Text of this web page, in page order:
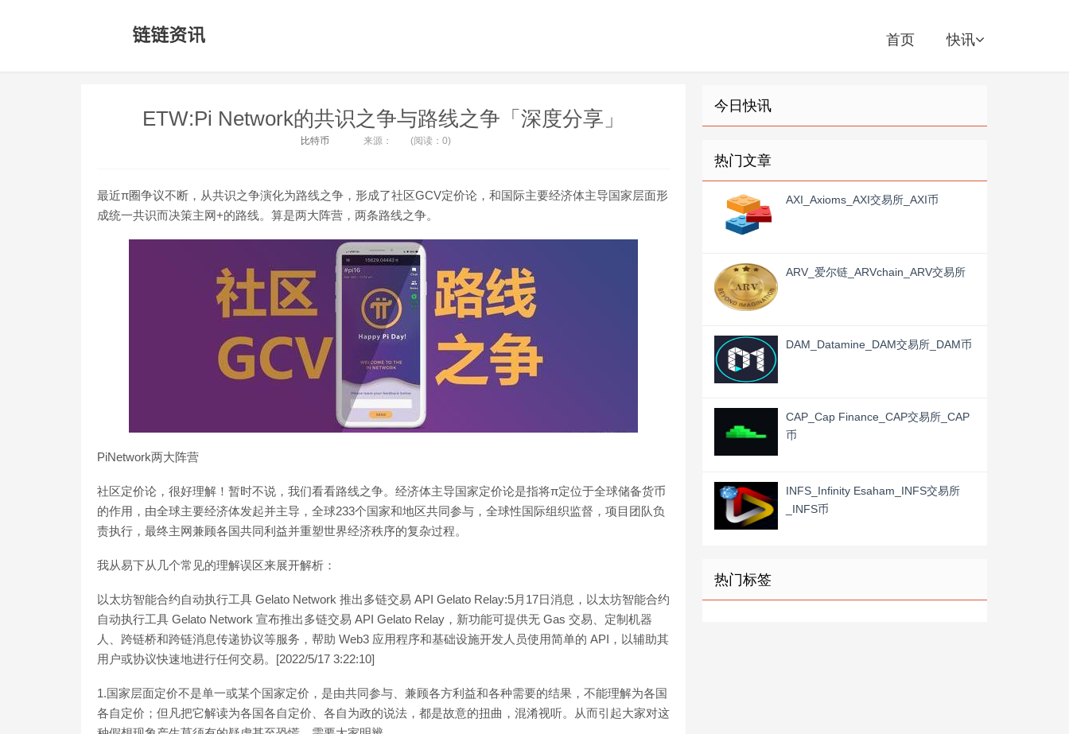
首页 快讯
ETW:Pi Network的共识之争与路线之争「深度分享」
比特币 来源： (阅读：0)
最近π圈争议不断，从共识之争演化为路线之争，形成了社区GCV定价论，和国际主要经济体主导国家层面形
成统一共识而决策主网+的路线。算是两大阵营，两条路线之争。
PiNetwork两大阵营
社区定价论，很好理解！暂时不说，我们看看路线之争。经济体主导国家定价论是指将π定位于全球储备货币
的作用，由全球主要经济体发起并主导，全球233个国家和地区共同参与，全球性国际组织监督，项目团队负
责执行，最终主网兼顾各国共同利益并重塑世界经济秩序的复杂过程。
我从易下从几个常见的理解误区来展开解析：
以太坊智能合约自动执行工具 Gelato Network 推出多链交易 API Gelato Relay:5月17日消息，以太坊智能合约
自动执行工具 Gelato Network 宣布推出多链交易 API Gelato Relay，新功能可提供无 Gas 交易、定制机器
人、跨链桥和跨链消息传递协议等服务，帮助 Web3 应用程序和基础设施开发人员使用简单的 API，以辅助其
用户或协议快速地进行任何交易。[2022/5/17 3:22:10]
1.国家层面定价不是单一或某个国家定价，是由共同参与、兼顾各方利益和各种需要的结果，不能理解为各国
各自定价；但凡把它解读为各国各自定价、各自为政的说法，都是故意的扭曲，混淆视听。从而引起大家对这
今日快讯
热门文章
AXI_Axioms_AXI交易所_AXI币
ARV_爱尔链_ARVchain_ARV交易所
DAM_Datamine_DAM交易所_DAM币
CAP_Cap Finance_CAP交易所_CAP
币
INFS_Infinity Esaham_INFS交易所
_INFS币
热门标签